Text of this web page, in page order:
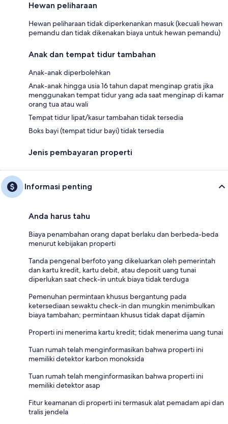
Hewan peliharaan
Hewan peliharaan tidak diperkenankan masuk (kecuali hewan
pemandu dan tidak dikenakan biaya untuk hewan pemandu)
Anak dan tempat tidur tambahan
Anak-anak diperbolehkan
Anak-anak hingga usia 16 tahun dapat menginap gratis jika
menggunakan tempat tidur yang ada saat menginap di kamar
orang tua atau wali
Tempat tidur lipat/kasur tambahan tidak tersedia
Boks bayi (tempat tidur bayi) tidak tersedia
Jenis pembayaran properti
Informasi penting
Anda harus tahu
Biaya penambahan orang dapat berlaku dan berbeda-beda
menurut kebijakan properti
Tanda pengenal berfoto yang dikeluarkan oleh pemerintah
dan kartu kredit, kartu debit, atau deposit uang tunai
diperlukan saat check-in untuk biaya tidak terduga
Pemenuhan permintaan khusus bergantung pada
ketersediaan sewaktu check-in dan mungkin menimbulkan
biaya tambahan; permintaan khusus tidak dapat dijamin
Properti ini menerima kartu kredit; tidak menerima uang tunai
Tuan rumah telah menginformasikan bahwa properti ini
memiliki detektor karbon monoksida
Tuan rumah telah menginformasikan bahwa properti ini
memiliki detektor asap
Fitur keamanan di properti ini termasuk alat pemadam api dan
tralis jendela